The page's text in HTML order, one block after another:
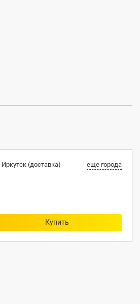
Иркутск (доставка) еще города
Купить